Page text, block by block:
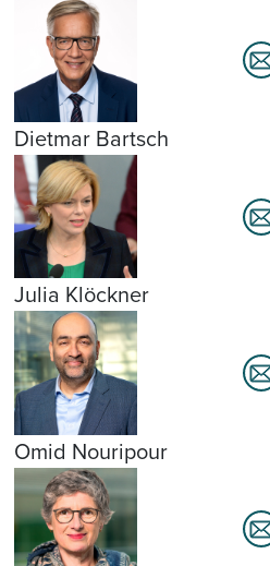
Dietmar Bartsch
Julia Klöckner
Omid Nouripour